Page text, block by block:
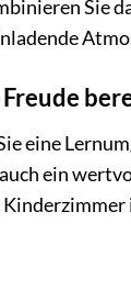
Sie
Freude
eine
ein